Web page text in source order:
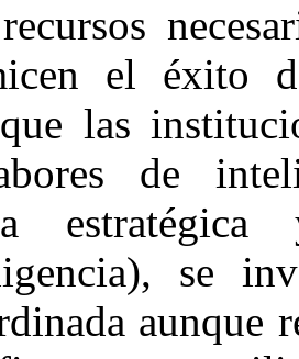
el éxito
las
de
se
aunque